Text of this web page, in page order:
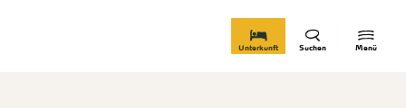
Menü
Suchen
Unterkunft